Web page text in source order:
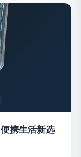
携生活新选